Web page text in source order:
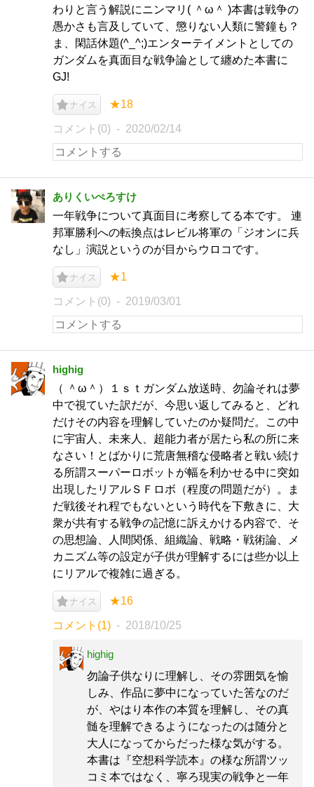
わりと言う解説にニンマリ( ＾ω＾ )本書は戦争の
愚かさも言及していて、懲りない人類に警鐘も？
ま、閑話休題(^_^;)エンターテイメントとしての
ガンダムを真面目な戦争論として纏めた本書に
GJ!
ナイス ★18
コメント(0) 2020/02/14
ありくいぺろすけ
一年戦争について真面目に考察してる本です。 連
邦軍勝利への転換点はレビル将軍の「ジオンに兵
なし」演説というのが目からウロコです。
ナイス ★1
コメント(0) 2019/03/01
highig
（ ＾ω＾）１ｓｔガンダム放送時、勿論それは夢
中で視ていた訳だが、今思い返してみると、どれ
だけその内容を理解していたのか疑問だ。この中
に宇宙人、未来人、超能力者が居たら私の所に来
なさい！とばかりに荒唐無稽な侵略者と戦い続け
る所謂スーパーロボットが幅を利かせる中に突如
出現したリアルＳＦロボ（程度の問題だが）。ま
だ戦後それ程でもないという時代を下敷きに、大
衆が共有する戦争の記憶に訴えかける内容で、そ
の思想論、人間関係、組織論、戦略・戦術論、メ
カニズム等の設定が子供が理解するには些か以上
にリアルで複雑に過ぎる。
ナイス ★16
コメント(1) 2018/10/25
highig
勿論子供なりに理解し、その雰囲気を愉
しみ、作品に夢中になっていた筈なのだ
が、やはり本作の本質を理解し、その真
髄を理解できるようになったのは随分と
大人になってからだった様な気がする。
本書は『空想科学読本』の様な所謂ツッ
コミ本ではなく、寧ろ現実の戦争と一年